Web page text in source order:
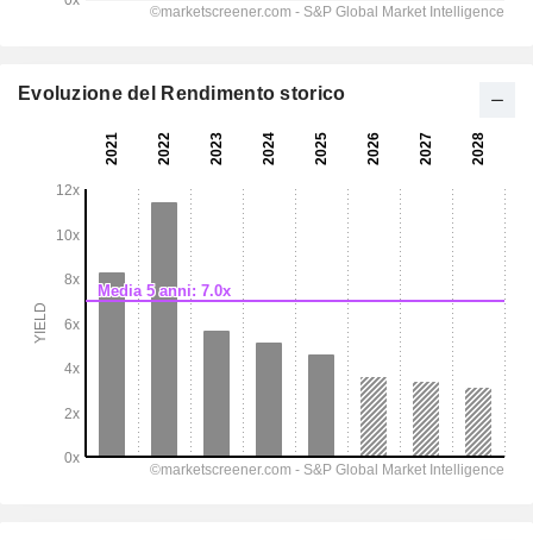
Evoluzione del Rendimento storico